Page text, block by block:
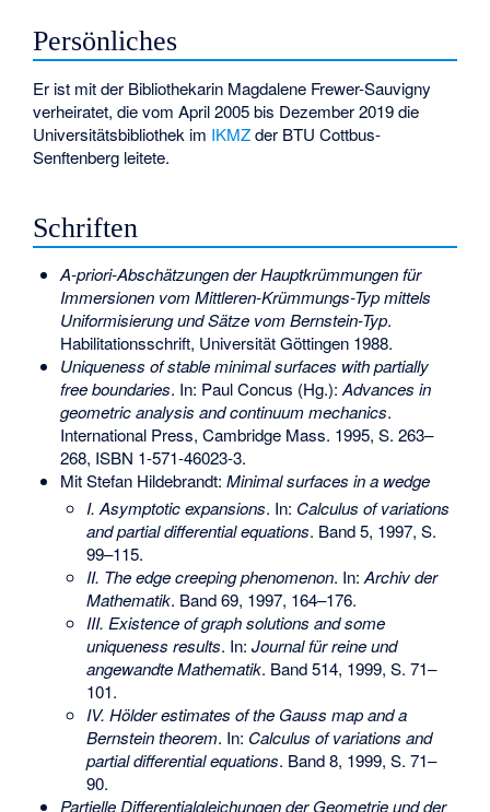
Persönliches
Er ist mit der Bibliothekarin Magdalene Frewer-Sauvigny
verheiratet, die vom April 2005 bis Dezember 2019 die
Universitätsbibliothek im IKMZder BTU Cottbus-
Senftenberg leitete.
Schriften
A-priori-Abschätzungen der Hauptkrümmungen für
Immersionen vom Mittleren-Krümmungs-Typ mittels
Uniformisierung und Sätze vom Bernstein-Typ.
Habilitationsschrift, Universität Göttingen 1988.
Uniqueness of stable minimal surfaces with partially
free boundaries. In: Paul Concus (Hg.): Advances in
geometric analysis and continuum mechanics.
International Press, Cambridge Mass. 1995, S. 263–
268, ISBN 1-571-46023-3.
Mit Stefan Hildebrandt: Minimal surfaces in a wedge
I. Asymptotic expansions. In: Calculus of variations
and partial differential equations. Band 5, 1997, S.
99–115.
II. The edge creeping phenomenon. In:Archiv der
Mathematik. Band 69, 1997, 164–176.
III. Existence of graph solutions and some
uniqueness results. In:Journal für reine und
angewandte Mathematik. Band 514, 1999, S. 71–
101.
IV. Hölder estimates of the Gauss map and a
Bernstein theorem. In: Calculus of variations and
partial differential equations. Band 8, 1999, S. 71–
90.
Partielle Differentialgleichungen der Geometrie und der